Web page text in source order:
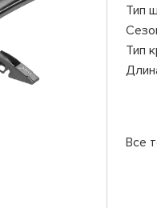
Тип
Тип
Все